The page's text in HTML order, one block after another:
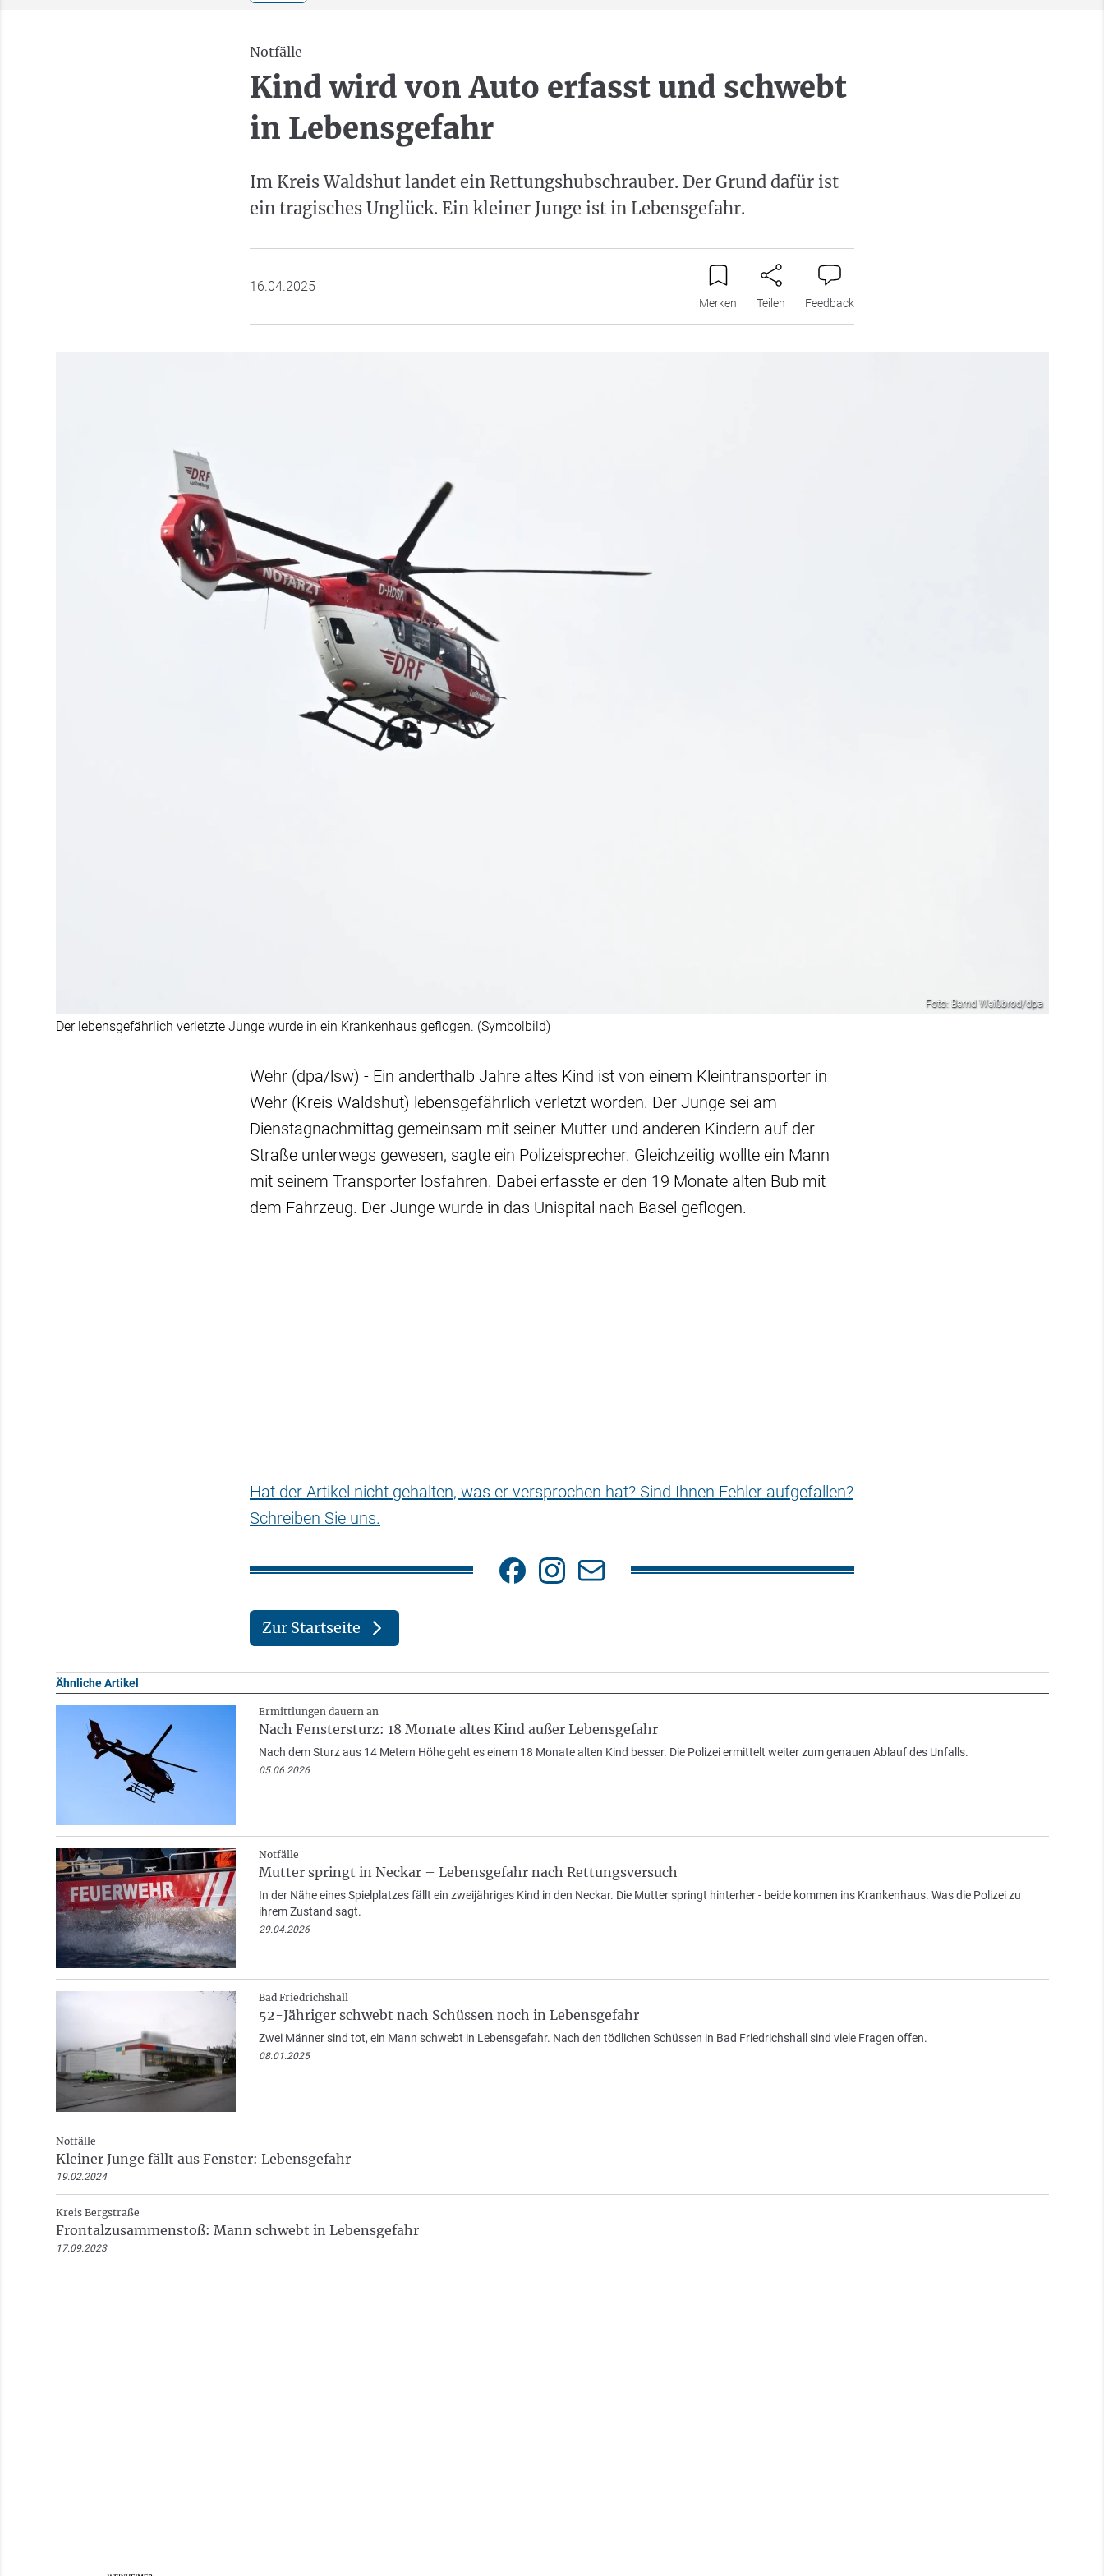
Notfälle
Kind wird von Auto erfasst und schwebt
in Lebensgefahr
Im Kreis Waldshut landet ein Rettungshubschrauber. Der Grund dafür ist
ein tragisches Unglück. Ein kleiner Junge ist in Lebensgefahr.
16.04.2025
Merken Teilen Feedback
Foto: Bernd Weißbrod/dpa
Der lebensgefährlich verletzte Junge wurde in ein Krankenhaus geflogen. (Symbolbild)
Wehr (dpa/lsw) - Ein anderthalb Jahre altes Kind ist von einem Kleintransporter in
Wehr (Kreis Waldshut) lebensgefährlich verletzt worden. Der Junge sei am
Dienstagnachmittag gemeinsam mit seiner Mutter und anderen Kindern auf der
Straße unterwegs gewesen, sagte ein Polizeisprecher. Gleichzeitig wollte ein Mann
mit seinem Transporter losfahren. Dabei erfasste er den 19 Monate alten Bub mit
dem Fahrzeug. Der Junge wurde in das Unispital nach Basel geflogen.
Hat der Artikel nicht gehalten, was er versprochen hat? Sind Ihnen Fehler aufgefallen?
Schreiben Sie uns.
Zur Startseite
Ähnliche Artikel
Ermittlungen dauern an
Nach Fenstersturz: 18 Monate altes Kind außer Lebensgefahr
Nach dem Sturz aus 14 Metern Höhe geht es einem 18 Monate alten Kind besser. Die Polizei ermittelt weiter zum genauen Ablauf des Unfalls.
05.06.2026
Notfälle
Mutter springt in Neckar – Lebensgefahr nach Rettungsversuch
In der Nähe eines Spielplatzes fällt ein zweijähriges Kind in den Neckar. Die Mutter springt hinterher - beide kommen ins Krankenhaus. Was die Polizei zu
ihrem Zustand sagt.
29.04.2026
Bad Friedrichshall
52-Jähriger schwebt nach Schüssen noch in Lebensgefahr
Zwei Männer sind tot, ein Mann schwebt in Lebensgefahr. Nach den tödlichen Schüssen in Bad Friedrichshall sind viele Fragen offen.
08.01.2025
Notfälle
Kleiner Junge fällt aus Fenster: Lebensgefahr
19.02.2024
Kreis Bergstraße
Frontalzusammenstoß: Mann schwebt in Lebensgefahr
17.09.2023